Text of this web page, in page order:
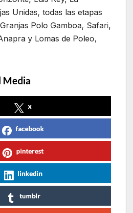
Unidas, todas las etapas
Polo Gamboa, Safari,
y Lomas de Poleo,
Media
x
facebook
pinterest
linkedin
tumblr